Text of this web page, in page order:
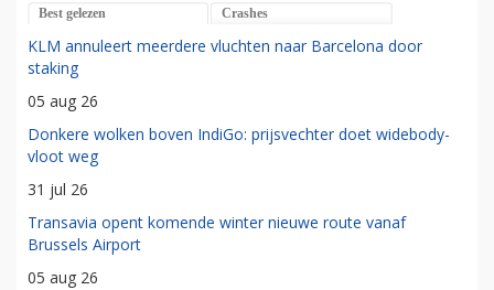
Best gelezen Crashes
KLM annuleert meerdere vluchten naar Barcelona door
staking
05 aug 26
Donkere wolken boven IndiGo: prijsvechter doet widebody-
vloot weg
31 jul 26
Transavia opent komende winter nieuwe route vanaf
Brussels Airport
05 aug 26